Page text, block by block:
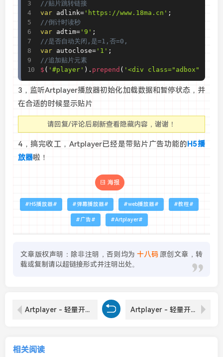
//贴片跳转链接
var adlink= 'https://www.18ma.cn' ;
//倒计时读秒
var adtim= '9' ;
//是否自动关闭,是=1,否=0,
var autoclose= '1' ;
//追加贴片元素
$ ( '#player' ) . prepend ( '<div class="adbox"><a
3，监听Artplayer播放器初始化加载数据和暂停状态，并
在合适的时候显示贴片
请回复/评论后刷新查看隐藏内容，谢谢！
4，搞完收工，Artplayer已经是带贴片广告功能的 H5播
放器啦！
海报
H5播放器 弹幕播放器 web播放器 教程
广告 Artplayer
文章版权声明：除非注明，否则均为 十八码 原创文章，转
载或复制请以超链接形式并注明出处。
Artplayer - 轻量开源的弹幕H5播放器增加记忆播放和提示框 Artplayer - 轻量开源的弹幕H5播放器增加启动视频广告，能关闭可全屏
相关阅读